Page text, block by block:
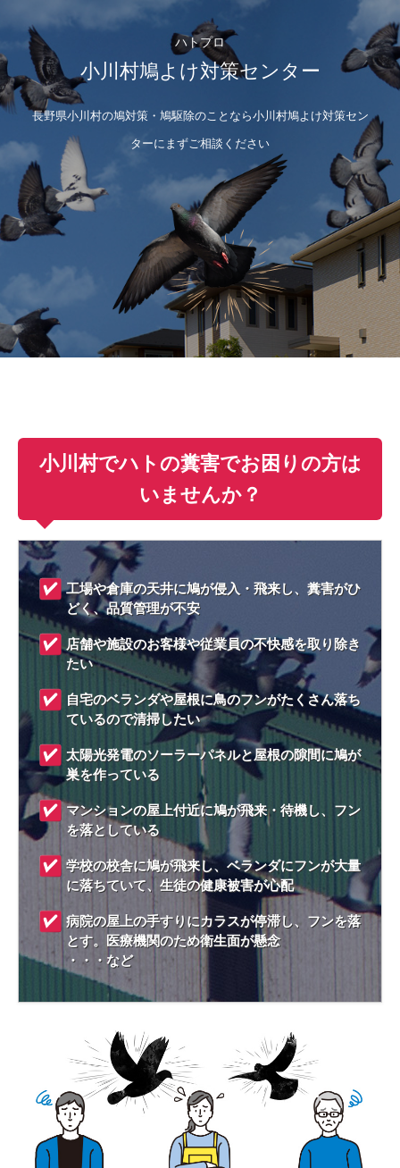
ハトプロ
小川村鳩よけ対策センター
長野県小川村の鳩対策・鳩駆除のことなら小川村鳩よけ対策セン
ターにまずご相談ください
小川村でハトの糞害でお困りの方は
いませんか？
工場や倉庫の天井に鳩が侵入・飛来し、糞害がひ
どく、品質管理が不安
店舗や施設のお客様や従業員の不快感を取り除き
たい
自宅のベランダや屋根に鳥のフンがたくさん落ち
ているので清掃したい
太陽光発電のソーラーパネルと屋根の隙間に鳩が
巣を作っている
マンションの屋上付近に鳩が飛来・待機し、フン
を落としている
学校の校舎に鳩が飛来し、ベランダにフンが大量
に落ちていて、生徒の健康被害が心配
病院の屋上の手すりにカラスが停滞し、フンを落
とす。医療機関のため衛生面が懸念
・・・など